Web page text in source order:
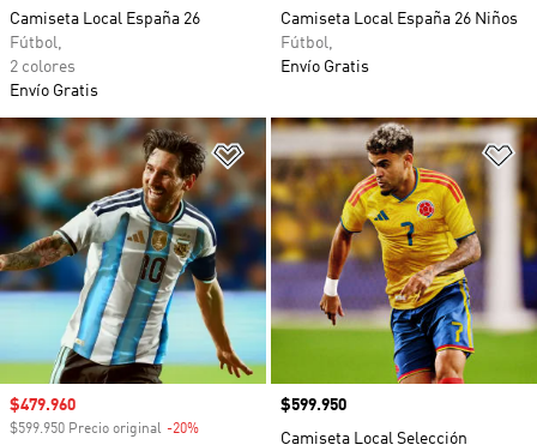
Camiseta Local España 26
Fútbol,
2 colores
Envío Gratis
Camiseta Local España 26 Niños
Fútbol,
Envío Gratis
Añadir a la lista de deseos
Precio de venta
$479.960
$599.950 Precio original -20%
Precio
$599.950
Camiseta Local Selección